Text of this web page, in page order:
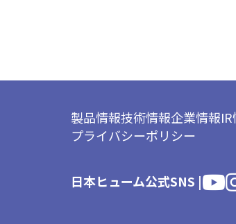
製品情報技術情報企業情報
プライバシーポリシー
日本ヒューム公式SNS |